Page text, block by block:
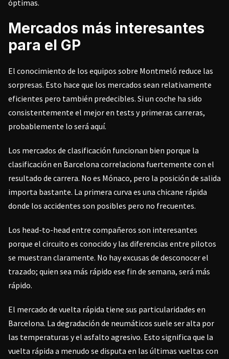
óptimas.
Mercados más interesantes
para el GP
El conocimiento de los equipos sobre Montmeló reduce las
sorpresas. Esto hace que los mercados sean relativamente
eficientes pero también predecibles. Si un coche ha sido
consistentemente el mejor en tests y primeras carreras,
probablemente lo será aquí.
Los mercados de clasificación funcionan bien porque la
clasificación en Barcelona correlaciona fuertemente con el
resultado de carrera. No es Mónaco, pero la posición de salida
importa bastante. La primera curva es una chicane rápida
donde los accidentes son posibles pero no frecuentes.
Los head-to-head entre compañeros son interesantes
porque el circuito es conocido y las diferencias entre pilotos
se muestran claramente. No hay excusas de desconocer el
trazado; quien sea más rápido ese fin de semana, será más
rápido.
El mercado de vuelta rápida tiene sus particularidades en
Barcelona. La degradación de neumáticos suele ser alta por
las temperaturas y el asfalto agresivo. Esto significa que la
vuelta rápida a menudo se disputa en las últimas vueltas con